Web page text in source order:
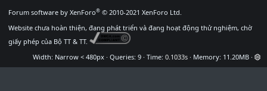
Forum software by XenForo® © 2010-2021 XenForo Ltd.
Website chưa hoàn thiện, đang phát triển và đang hoạt động thử nghiệm, chờ
giấy phép của Bộ TT & TT.
Width
Queries 9 Time 0.1033s Memory 11.20MB